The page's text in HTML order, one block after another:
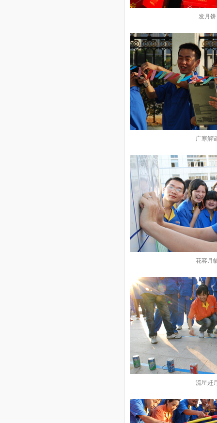
发月饼
广寒解
花容月
流星赶